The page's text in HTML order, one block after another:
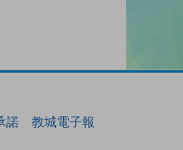
諾 教城電子報